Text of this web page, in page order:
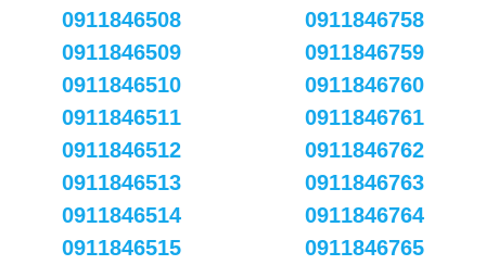
0911846508
0911846509
0911846510
0911846511
0911846512
0911846513
0911846514
0911846515
0911846758
0911846759
0911846760
0911846761
0911846762
0911846763
0911846764
0911846765